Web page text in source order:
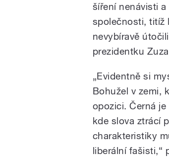
šíření nenávisti a
společnosti, titíž
nevybíravě
prezidentku
„Evidentně si
Bohužel v zemi,
opozici. Černá
kde slova ztrácí
charakteristiky
liberální fašisti,“